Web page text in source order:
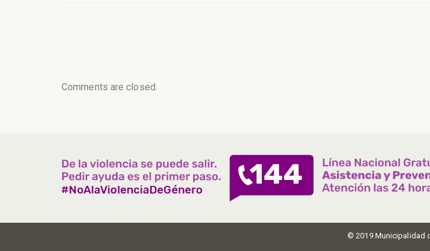
Comments are closed.
© 2019 Municipalidad